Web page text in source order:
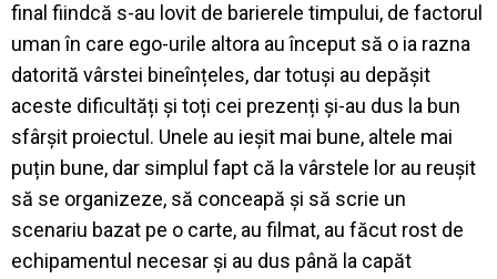
final fiindcă s-au lovit de barierele timpului, de factorul
uman în care ego-urile altora au început să o ia razna
datorită vârstei bineînțeles, dar totuși au depășit
aceste dificultăți și toți cei prezenți și-au dus la bun
sfârșit proiectul. Unele au ieșit mai bune, altele mai
puțin bune, dar simplul fapt că la vârstele lor au reușit
să se organizeze, să conceapă și să scrie un
scenariu bazat pe o carte, au filmat, au făcut rost de
echipamentul necesar și au dus până la capăt